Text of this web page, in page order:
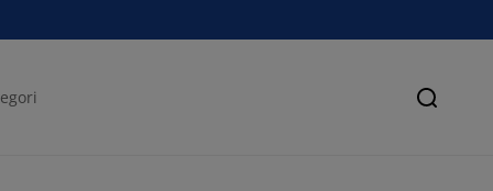
Søk